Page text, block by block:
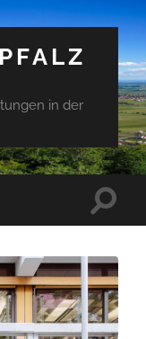
in der